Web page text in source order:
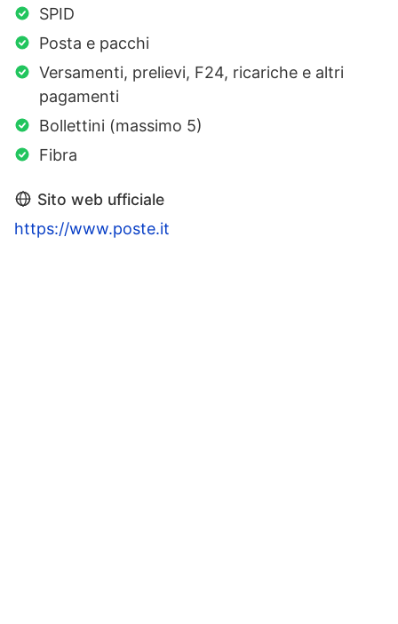
SPID
Posta e pacchi
Versamenti, prelievi, F24, ricariche e altri
pagamenti
Bollettini (massimo 5)
Fibra
Sito web ufficiale
https://www.poste.it